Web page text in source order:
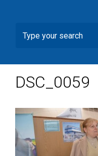
DSC_0059